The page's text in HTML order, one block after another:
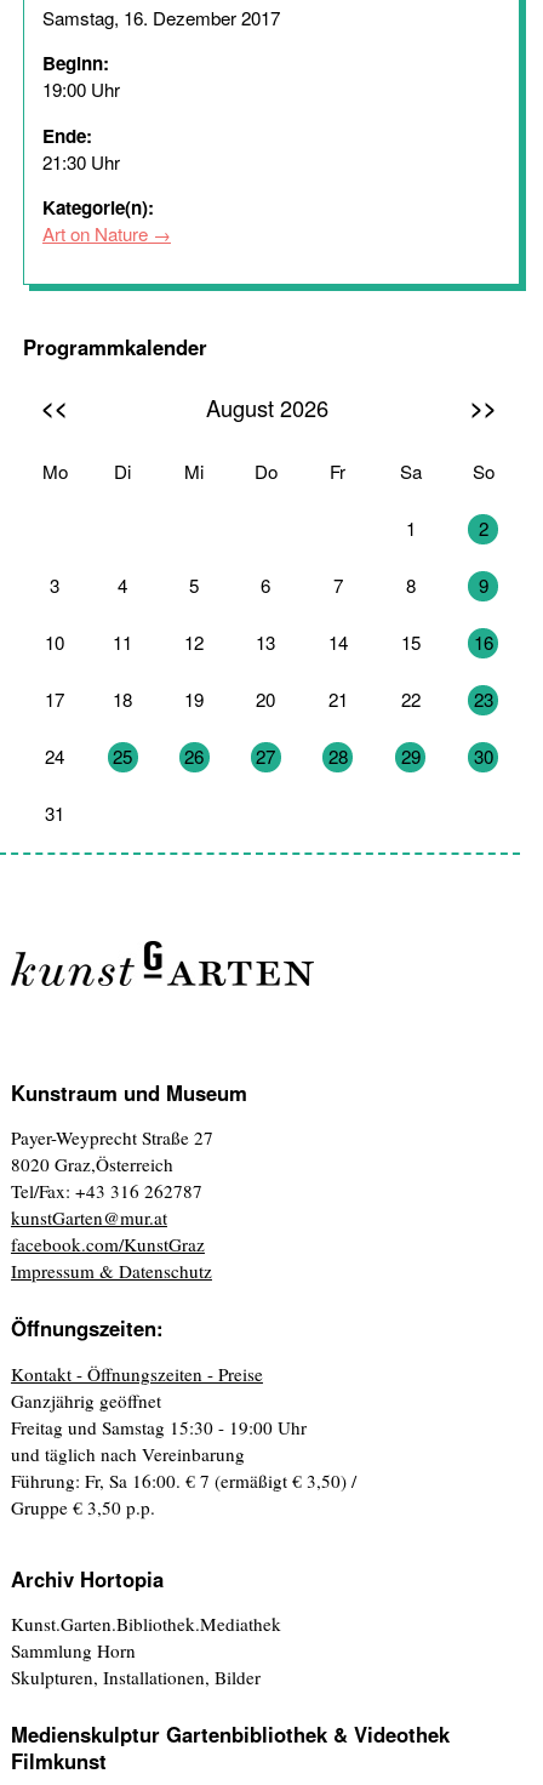
Samstag, 16. Dezember 2017
Beginn:
19:00 Uhr
Ende:
21:30 Uhr
Kategorie(n):
Art on Nature
Programmkalender
<< August 2026 >>
Mo Di Mi Do Fr Sa So
1 2
3 4 5 6 7 8 9
10 11 12 13 14 15 16
17 18 19 20 21 22 23
24 25 26 27 28 29 30
31
Kunstraum und Museum
Payer-Weyprecht Straße 27
8020 Graz,Österreich
Tel/Fax: +43 316 262787
kunstGarten@mur.at
facebook.com/KunstGraz
Impressum & Datenschutz
Öffnungszeiten:
Kontakt - Öffnungszeiten - Preise
Ganzjährig geöffnet
Freitag und Samstag 15:30 - 19:00 Uhr
und täglich nach Vereinbarung
Führung: Fr, Sa 16:00. € 7 (ermäßigt € 3,50) /
Gruppe € 3,50 p.p.
Archiv Hortopia
Kunst.Garten.Bibliothek.Mediathek
Sammlung Horn
Skulpturen, Installationen, Bilder
Medienskulptur Gartenbibliothek & Videothek
Filmkunst